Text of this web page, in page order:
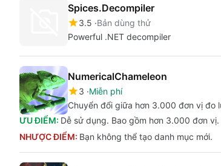
Spices.Decompiler
3.5 Bản dùng thử
Powerful .NET decompiler
NumericalChameleon
3 Miễn phí
Chuyển đổi giữa hơn 3.000 đơn vị đo
ƯU ĐIỂM: Dễ sử dụng. Bao gồm hơn 3.000 đơn
NHƯỢC ĐIỂM: Bạn không thể tạo danh mục mới.